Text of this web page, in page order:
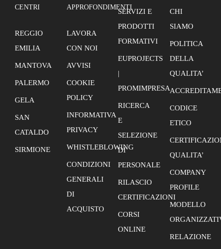
CENTRI
REGGIO
EMILIA
MANTOVA
PALERMO
GELA
SAN
CATALDO
SIRMIONE
APPROFONDIMENTI
LAVORA
CON NOI
AVVISI
COOKIE
POLICY
INFORMATIVA
PRIVACY
WHISTLEBLOWING
CONDIZIONI
GENERALI
DI
ACQUISTO
SERVIZI E
PRODOTTI
FORMATIVI
EUPROJECTS
|
PROMIMPRESA
RICERCA
E
SELEZIONE
DI
PERSONALE
RILASCIO
CERTIFICAZIONI
CORSI
ONLINE
CHI
SIAMO
POLITICA
DELLA
QUALITA’
CODICE
ETICO
QUALITA’
COMPANY
PROFILE
MODELLO
RELAZIONE